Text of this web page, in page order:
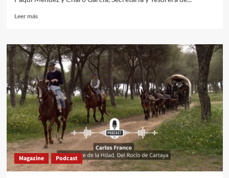
Leer más
Magazine Podcast